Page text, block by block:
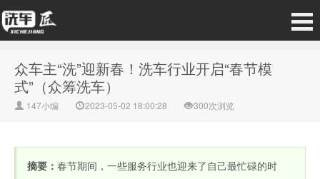
众车主“洗”迎新春！洗车行业开启“春节模
式”（众筹洗车）
147小编 2023-05-02 18:00:28 300次浏览
摘要： 春节期间，一些服务行业也迎来了自己最忙碌的时